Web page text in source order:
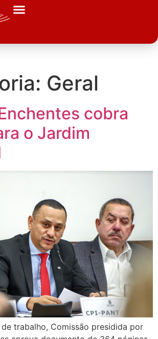
Geral
cobra
o Jardim
trabalho, Comissão presidida por